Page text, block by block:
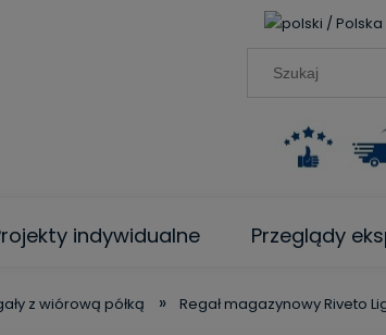
indywidualne Przeglądy
z wiórową półką » Regał magazynowy Riveto